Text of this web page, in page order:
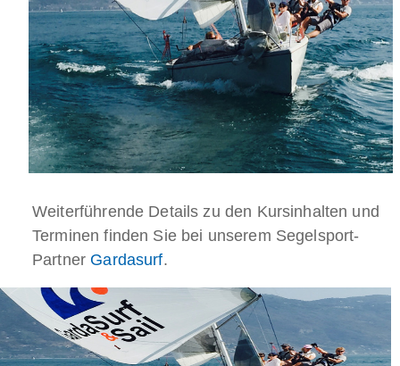
Weiterführende Details zu den Kursinhalten und
Terminen finden Sie bei unserem Segelsport-
Partner Gardasurf.